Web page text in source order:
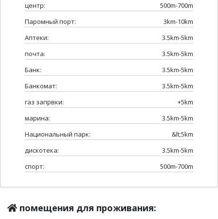
центр:
500m-700m
Паромный порт:
3km-10km
Аптеки:
3.5km-5km
почта:
3.5km-5km
Банк:
3.5km-5km
Банкомат:
3.5km-5km
газ запрвки:
+5km
марина:
3.5km-5km
Национальный парк:
&lt;5km
дискотека:
3.5km-5km
спорт:
500m-700m
помещения для проживания: